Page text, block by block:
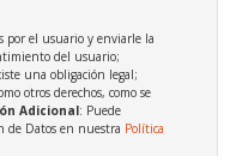
por el usuario y enviarle la
del usuario;
una obligación legal;
otros derechos, como se
Adicional: Puede
de Datos en nuestra Política